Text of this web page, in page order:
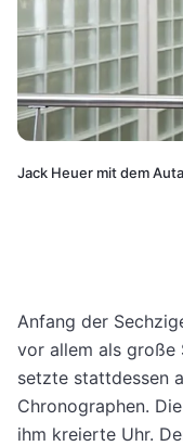
Jack Heuer mit dem
Anfang der
vor allem als große
setzte stattdessen
Chronographen.
ihm kreierte Uhr.